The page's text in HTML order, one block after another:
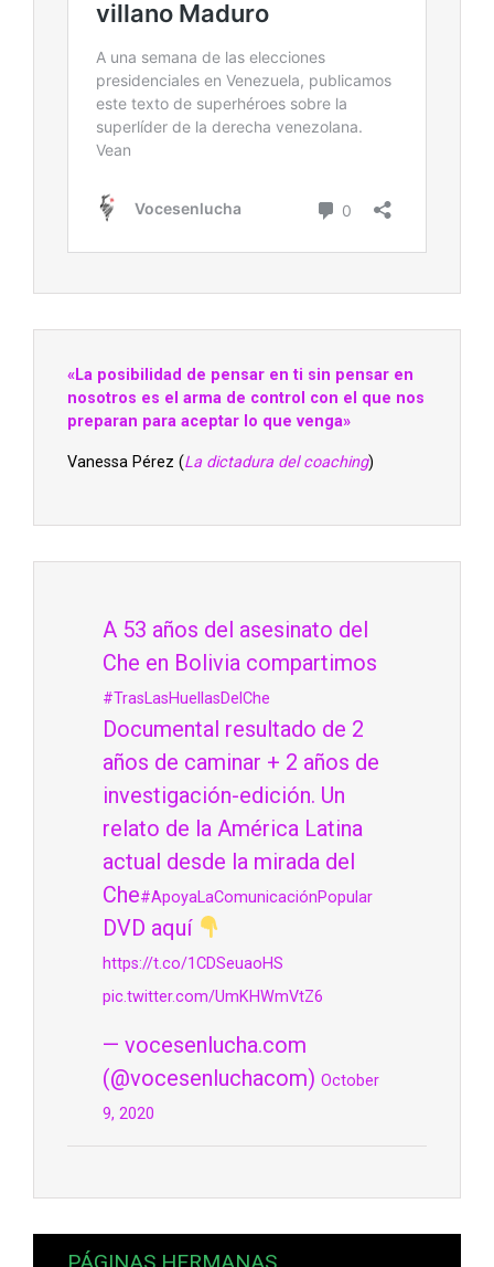
«La posibilidad de pensar en ti sin pensar en
nosotros es el arma de control con el que nos
preparan para aceptar lo que venga»
Vanessa Pérez (La dictadura del coaching)
A 53 años del asesinato del
Che en Bolivia compartimos
#TrasLasHuellasDelChe
Documental resultado de 2
años de caminar + 2 años de
investigación-edición. Un
relato de la América Latina
actual desde la mirada del
Che#ApoyaLaComunicaciónPopular
DVD aquí
https://t.co/1CDSeuaoHS
pic.twitter.com/UmKHWmVtZ6
— vocesenlucha.com
(@vocesenluchacom) October
9, 2020
PÁGINAS HERMANAS